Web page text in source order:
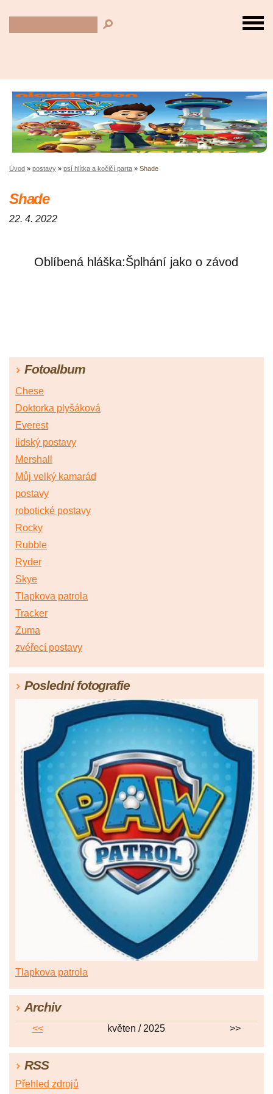
Úvod » postavy » psí hlítka a kočičí parta » Shade
Shade
22. 4. 2022
Oblíbená hláška:Šplhání jako o závod
Fotoalbum
Chese
Doktorka plyšáková
Everest
lidský postavy
Mershall
Můj velký kamarád
postavy
robotické postavy
Rocky
Rubble
Ryder
Skye
Tlapkova patrola
Tracker
Zuma
zvéřecí postavy
Poslední fotografie
Tlapkova patrola
Archiv
<< květen / 2025 >>
RSS
Přehled zdrojů